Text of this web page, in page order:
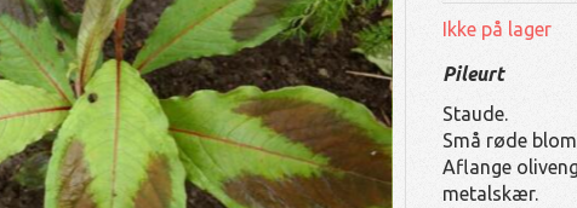
Ikke på lager
Pileurt
Staude.
Små røde
Aflange
metalskær.